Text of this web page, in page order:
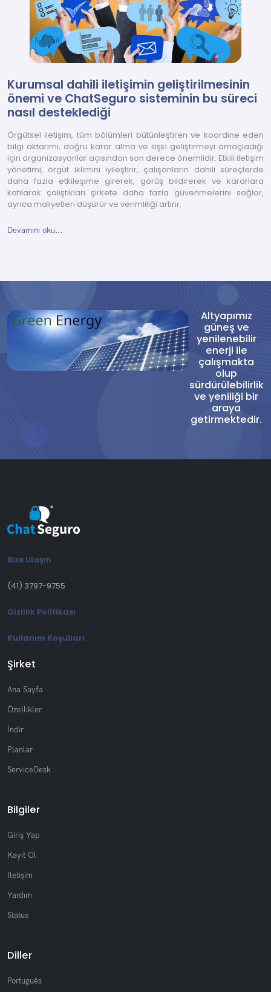
Kurumsal dahili iletişimin geliştirilmesinin
önemi ve ChatSeguro sisteminin bu süreci
nasıl desteklediği
Örgütsel iletişim, tüm bölümleri bütünleştiren ve koordine eden
bilgi aktarımı, doğru karar alma ve ilişki geliştirmeyi amaçladığı
için organizasyonlar açısından son derece önemlidir. Etkili iletişim
yönetimi, örgüt iklimini iyileştirir, çalışanların dahili süreçlerde
daha fazla etkileşime girerek, görüş bildirerek ve kararlara
katılarak çalıştıkları şirkete daha fazla güvenmelerini sağlar,
ayrıca maliyetleri düşürür ve verimliliği artırır.
Devamını oku...
Altyapımız
güneş ve
yenilenebilir
enerji ile
çalışmakta
olup
sürdürülebilirlik
ve yeniliği bir
araya
getirmektedir.
Bize Ulaşın
(41) 3797-9755
Gizlilik Politikası
Kullanım Koşulları
Şirket
Ana Sayfa
Özellikler
İndir
Planlar
ServiceDesk
Bilgiler
Giriş Yap
Kayıt Ol
İletişim
Yardım
Status
Diller
Português